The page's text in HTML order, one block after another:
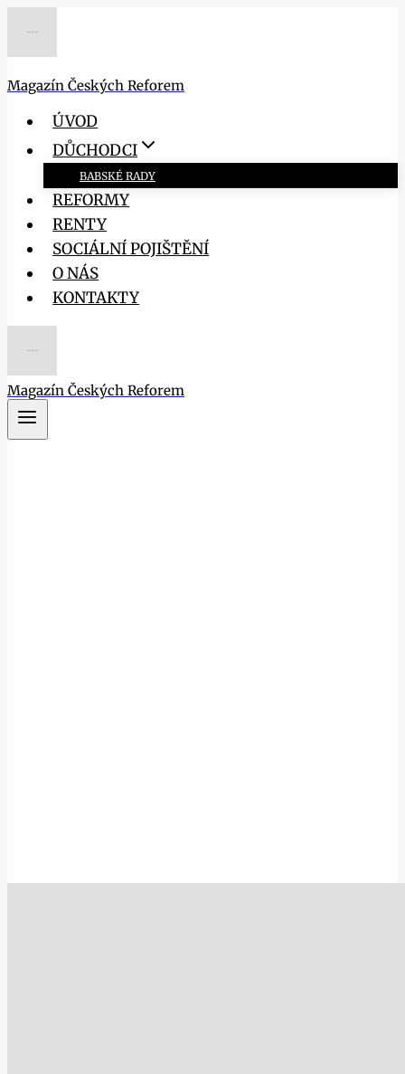
Magazín Českých Reforem
ÚVOD
DŮCHODCI
BABSKÉ RADY
REFORMY
RENTY
SOCIÁLNÍ POJIŠTĚNÍ
O NÁS
KONTAKTY
Magazín Českých Reforem